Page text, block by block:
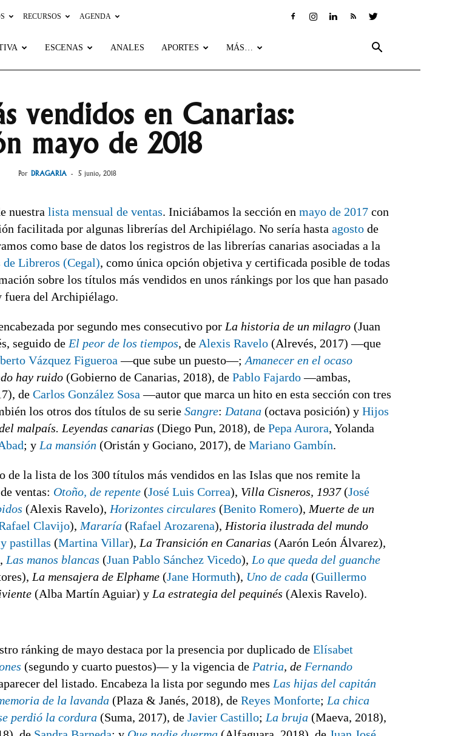
RECURSOS AGENDA
ESCENAS ANALES APORTES MÁS…
vendidos en Canarias:
mayo de 2018
Por DRAGARIA - 5 junio, 2018
nuestra lista mensual de ventas. Iniciábamos la sección en mayo de 2017 con
facilitada por algunas librerías del Archipiélago. No sería hasta agosto de
como base de datos los registros de las librerías canarias asociadas a la
de Libreros (Cegal), como única opción objetiva y certificada posible de todas
sobre los títulos más vendidos en unos ránkings por los que han pasado
fuera del Archipiélago.
por segundo mes consecutivo por La historia de un milagro (Juan
seguido de El peor de los tiempos, de Alexis Ravelo (Alrevés, 2017) —que
Vázquez Figueroa —que sube un puesto—; Amanecer en el ocaso
hay ruido (Gobierno de Canarias, 2018), de Pablo Fajardo—ambas,
de Carlos González Sosa —autor que marca un hito en esta sección con tres
los otros dos títulos de su serie Sangre: Datana (octava posición) y Hijos
malpaís. Leyendas canarias (Diego Pun, 2018), de Pepa Aurora, Yolanda
; y La mansión (Oristán y Gociano, 2017), de Mariano Gambín.
la lista de los 300 títulos más vendidos en las Islas que nos remite la
ventas: Otoño, de repente (José Luis Correa), Villa Cisneros, 1937(José
(Alexis Ravelo), Horizontes circulares (Benito Romero), Muerte de un
Clavijo), Mararía (Rafael Arozarena), Historia ilustrada del mundo
pastillas (Martina Villar), La Transición en Canarias (Aarón León Álvarez),
Las manos blancas (Juan Pablo Sánchez Vicedo), Lo que queda del guanche
La mensajera de Elphame (Jane Hormuth), Uno de cada (Guillermo
(Alba Martín Aguiar) y La estrategia del pequinés (Alexis Ravelo).
ránking de mayo destaca por la presencia por duplicado de Elísabet
(segundo y cuarto puestos)— y la vigencia de Patria, de Fernando
del listado. Encabeza la lista por segundo mes Las hijas del capitán
de la lavanda (Plaza & Janés, 2018), de Reyes Monforte; La chica
perdió la cordura (Suma, 2017), de Javier Castillo; La bruja (Maeva, 2018),